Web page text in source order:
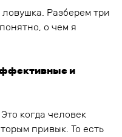
Разберем три
о чем я
и
когда человек
привык. То есть